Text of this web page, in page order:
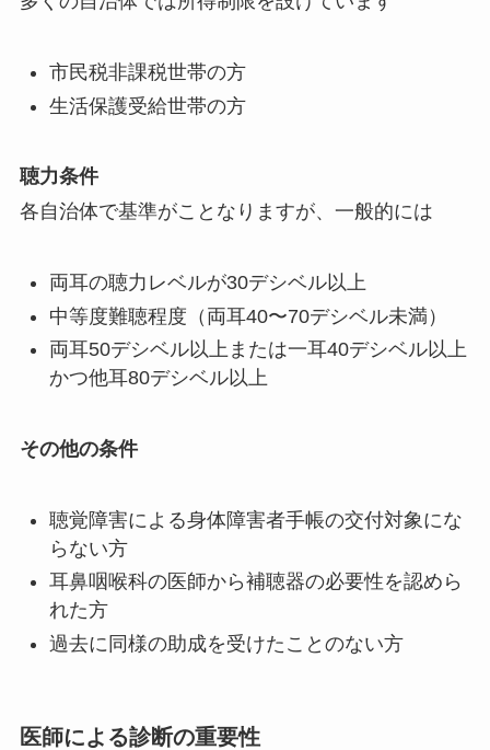
市民税非課税世帯の方
生活保護受給世帯の方
聴力条件
各自治体で基準がことなりますが、一般的には
両耳の聴力レベルが30デシベル以上
中等度難聴程度（両耳40〜70デシベル未満）
両耳50デシベル以上または一耳40デシベル以上
かつ他耳80デシベル以上
その他の条件
聴覚障害による身体障害者手帳の交付対象にな
らない方
耳鼻咽喉科の医師から補聴器の必要性を認めら
れた方
過去に同様の助成を受けたことのない方
医師による診断の重要性